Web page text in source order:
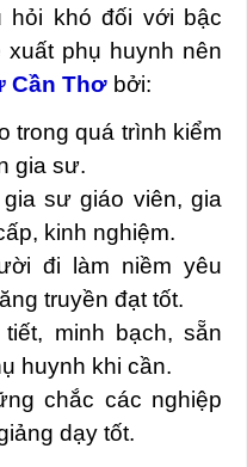
hỏi khó đối với bậc
phụ huynh nên
Cần Thơ bởi:
trong quá trình kiểm
gia sư.
sư giáo viên, gia
kinh nghiệm.
đi làm niềm yêu
truyền đạt tốt.
minh bạch, sẵn
huynh khi cần.
chắc các nghiệp
dạy tốt.